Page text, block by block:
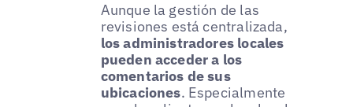
Aunque la gestión de las
revisiones está centralizada,
los administradores locales
pueden acceder a los
comentarios de sus
ubicaciones. Especialmente